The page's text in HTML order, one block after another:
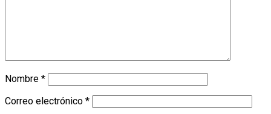
Nombre *
Correo electrónico *